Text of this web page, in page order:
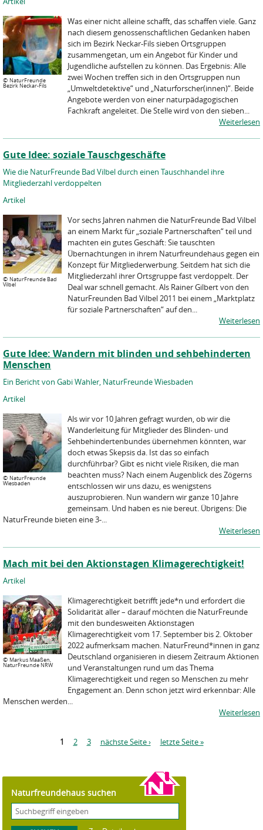
© NaturFreunde
Bezirk Neckar-Fils
Was einer nicht alleine schafft, das schaffen viele. Ganz
nach diesem genossenschaftlichen Gedanken haben
sich im Bezirk Neckar-Fils sieben Ortsgruppen
zusammengetan, um ein Angebot für Kinder und
Jugendliche aufstellen zu können. Das Ergebnis: Alle
zwei Wochen treffen sich in den Ortsgruppen nun
„Umweltdetektive“ und „Naturforscher(innen)“. Beide
Angebote werden von einer naturpädagogischen
Fachkraft angeleitet. Die Stelle wird von den sieben...
Weiterlesen
Gute Idee: soziale Tauschgeschäfte
Wie die NaturFreunde Bad Vilbel durch einen Tauschhandel ihre
Mitgliederzahl verdoppelten
Artikel
© NaturFreunde Bad
Vilbel
Vor sechs Jahren nahmen die NaturFreunde Bad Vilbel
an einem Markt für „soziale Partnerschaften“ teil und
machten ein gutes Geschäft: Sie tauschten
Übernachtungen in ihrem Naturfreundehaus gegen ein
Konzept für Mitgliederwerbung. Seitdem hat sich die
Mitgliederzahl ihrer Ortsgruppe fast verdoppelt. Der
Deal war schnell gemacht. Als Rainer Gilbert von den
NaturFreunden Bad Vilbel 2011 bei einem „Marktplatz
für soziale Partnerschaften“ auf den...
Weiterlesen
Gute Idee: Wandern mit blinden und sehbehinderten
Menschen
Ein Bericht von Gabi Wahler, NaturFreunde Wiesbaden
Artikel
© NaturFreunde
Wiesbaden
Als wir vor 10 Jahren gefragt wurden, ob wir die
Wanderleitung für Mitglieder des Blinden- und
Sehbehindertenbundes übernehmen könnten, war
doch etwas Skepsis da. Ist das so einfach
durchführbar? Gibt es nicht viele Risiken, die man
beachten muss? Nach einem Augenblick des Zögerns
entschlossen wir uns dazu, es wenigstens
auszuprobieren. Nun wandern wir ganze 10 Jahre
gemeinsam. Und haben es nie bereut. Übrigens: Die
NaturFreunde bieten eine 3-...
Weiterlesen
Mach mit bei den Aktionstagen Klimagerechtigkeit!
Artikel
© Markus Maaßen,
NaturFreunde NRW
Klimagerechtigkeit betrifft jede*n und erfordert die
Solidarität aller – darauf möchten die NaturFreunde
mit den bundesweiten Aktionstagen
Klimagerechtigkeit vom 17. September bis 2. Oktober
2022 aufmerksam machen. NaturFreund*innen in ganz
Deutschland organisieren in diesem Zeitraum Aktionen
und Veranstaltungen rund um das Thema
Klimagerechtigkeit und regen so Menschen zu mehr
Engagement an. Denn schon jetzt wird erkennbar: Alle
Menschen werden...
Weiterlesen
t
1 2 3 nächste Seite › letzte Seite »
Naturfreundehaus suchen